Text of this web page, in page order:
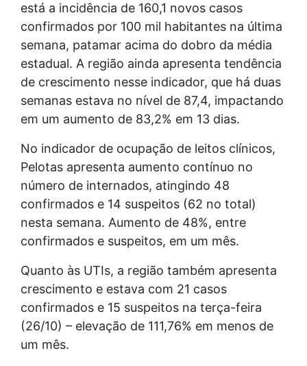
está a incidência de 160,1 novos casos
confirmados por 100 mil habitantes na última
semana, patamar acima do dobro da média
estadual. A região ainda apresenta tendência
de crescimento nesse indicador, que há duas
semanas estava no nível de 87,4, impactando
em um aumento de 83,2% em 13 dias.
No indicador de ocupação de leitos clínicos,
Pelotas apresenta aumento contínuo no
número de internados, atingindo 48
confirmados e 14 suspeitos (62 no total)
nesta semana. Aumento de 48%, entre
confirmados e suspeitos, em um mês.
Quanto às UTIs, a região também apresenta
crescimento e estava com 21 casos
confirmados e 15 suspeitos na terça-feira
(26/10) – elevação de 111,76% em menos de
um mês.